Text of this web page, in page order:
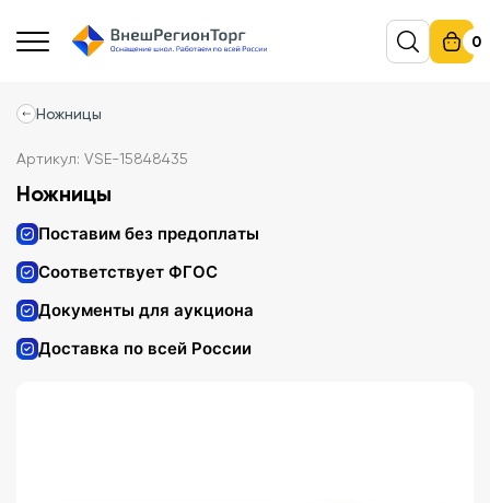
0
Ножницы
Артикул: VSE-15848435
Ножницы
Поставим без предоплаты
Соответствует ФГОС
Документы для аукциона
Доставка по всей России